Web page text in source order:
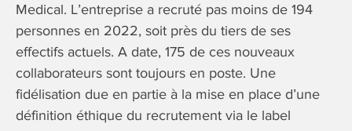
Medical. L’entreprise a recruté pas moins de 194
personnes en 2022, soit près du tiers de ses
effectifs actuels. A date, 175 de ces nouveaux
collaborateurs sont toujours en poste. Une
fidélisation due en partie à la mise en place d’une
définition éthique du recrutement via le label